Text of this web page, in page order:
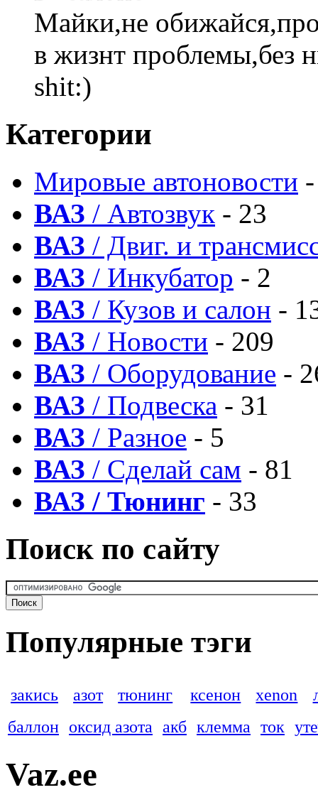
Майки,не
в жизнт проблемы,без
shit:)
Категории
Мировые автоновости
ВАЗ / Автозвук - 23
ВАЗ / Двиг. и
ВАЗ / Инкубатор - 2
ВАЗ / Кузов и салон -
ВАЗ / Новости - 209
ВАЗ / Оборудование -
ВАЗ / Подвеска - 31
ВАЗ / Разное - 5
ВАЗ / Сделай сам - 81
ВАЗ / Тюнинг - 33
Поиск по сайту
Популярные тэги
закись азот тюнинг ксенон xenon
баллон оксид азота акб клемма ток
Vaz.ee